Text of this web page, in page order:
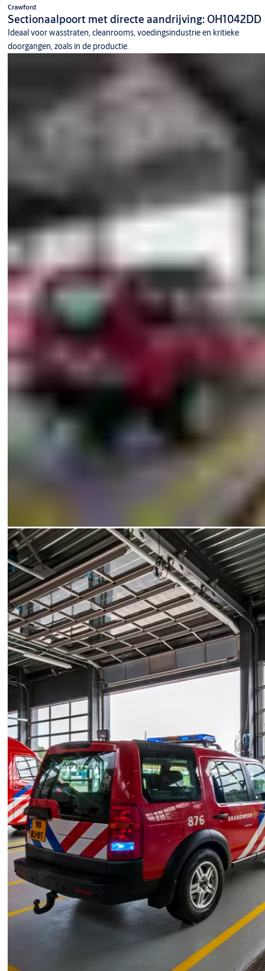
Crawford
Sectionaalpoort met directe aandrijving: OH1042DD
Ideaal voor wasstraten, cleanrooms, voedingsindustrie en kritieke
doorgangen, zoals in de productie.